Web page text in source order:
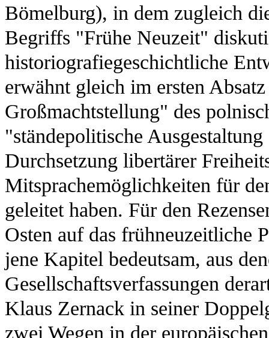
Bömelburg), in dem zugleich
Begriffs "Frühe Neuzeit"
historiografiegeschichtliche
erwähnt gleich im ersten
Großmachtstellung" des
"ständepolitische
Durchsetzung libertärer
Mitsprachemöglichkeiten für
geleitet haben. Für den
Osten auf das frühneuzeitliche
jene Kapitel bedeutsam, aus
Gesellschaftsverfassungen
Klaus Zernack in seiner
zwei Wegen in der